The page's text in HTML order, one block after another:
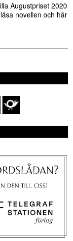
Augustpriset 2020
novellen och här